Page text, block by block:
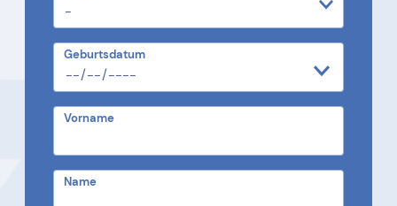
Geburtsdatum
Vorname
Name